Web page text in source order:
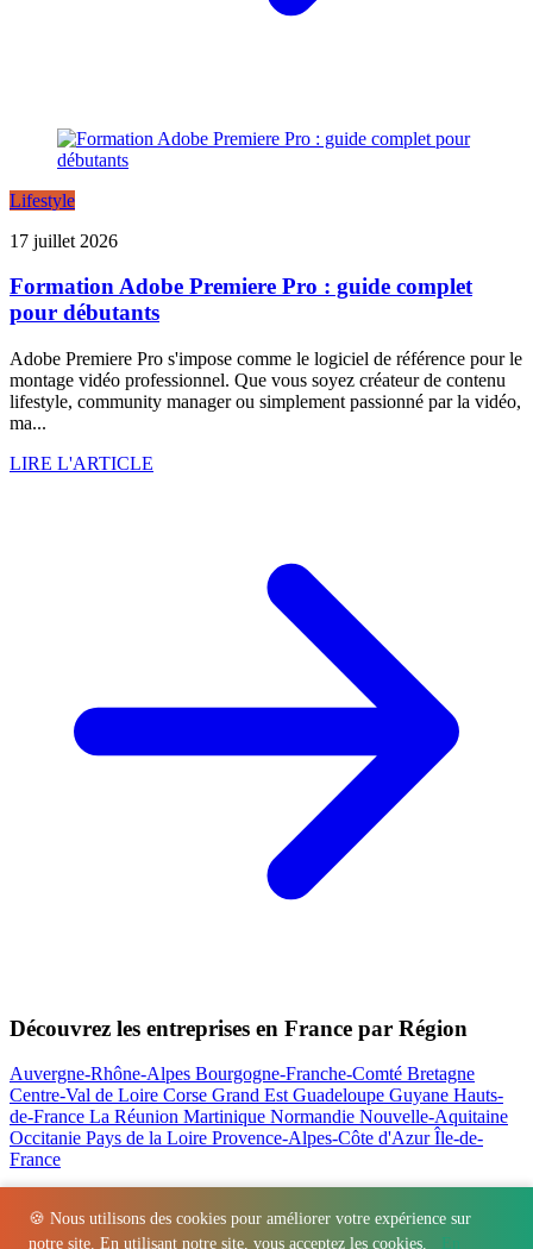
🍪 Nous utilisons des cookies pour améliorer votre expérience sur
notre site. En utilisant notre site, vous acceptez les cookies.
En
Lifestyle
17 juillet 2026
Formation Adobe Premiere Pro : guide complet
pour débutants
Adobe Premiere Pro s'impose comme le logiciel de référence pour le
montage vidéo professionnel. Que vous soyez créateur de contenu
lifestyle, community manager ou simplement passionné par la vidéo,
ma...
LIRE L'ARTICLE
Découvrez les entreprises en France par Région
Auvergne-Rhône-Alpes Bourgogne-Franche-Comté Bretagne
Centre-Val de Loire Corse Grand EstGuadeloupe Guyane Hauts-
de-France La Réunion Martinique Normandie Nouvelle-Aquitaine
Occitanie Pays de la Loire Provence-Alpes-Côte d'AzurÎle-de-
France
Nos actualités les plus consultées